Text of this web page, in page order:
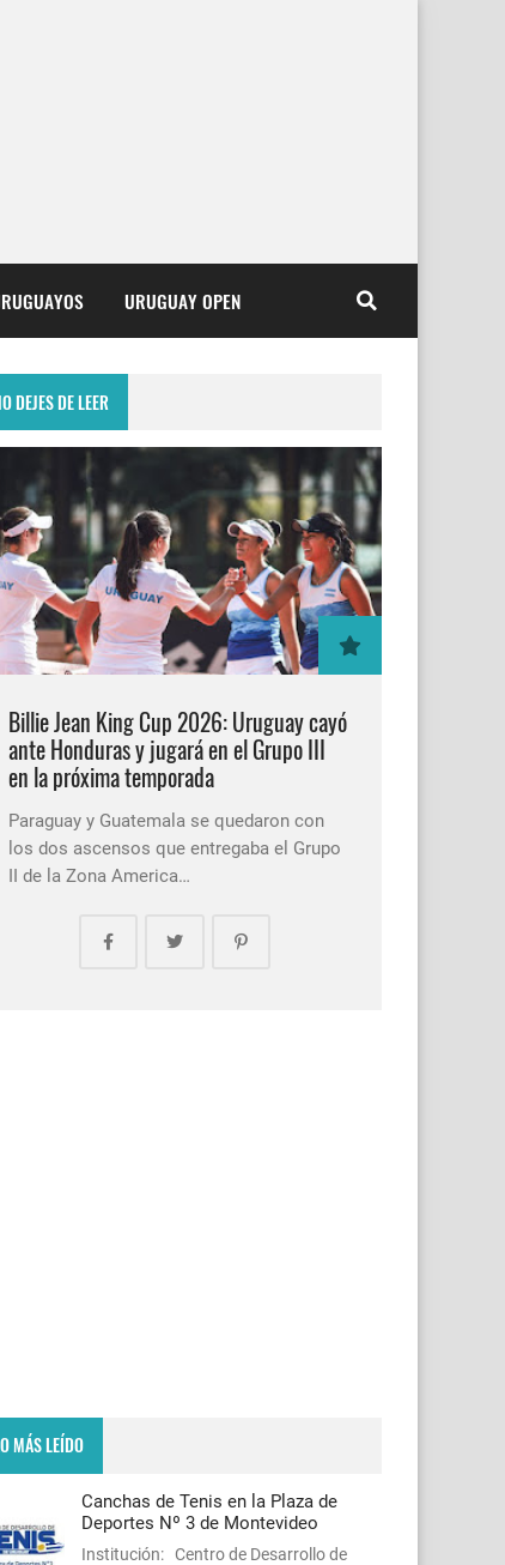
URUGUAY OPEN
DEJES DE LEER
Billie Jean King Cup 2026: Uruguay cayó
ante Honduras y jugará en el Grupo III
en la próxima temporada
Paraguay y Guatemala se quedaron con
los dos ascensos que entregaba el Grupo
II de la Zona America…
MÁS LEÍDO
Canchas de Tenis en la Plaza de
Deportes Nº 3 de Montevideo
Institución: Centro de Desarrollo de